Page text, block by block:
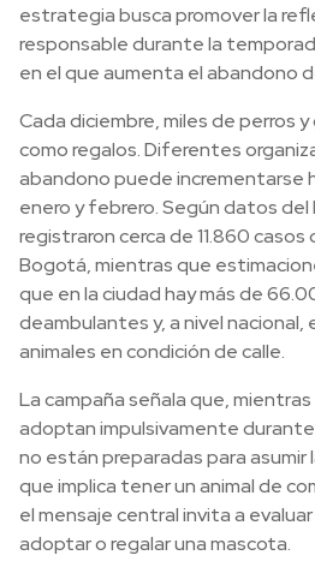
estrategia busca promover la
responsable durante la
en el que aumenta el abandono
Cada diciembre, miles de perros
como regalos. Diferentes
abandono puede incrementarse
enero y febrero. Según datos del
registraron cerca de 11.860
Bogotá, mientras que
que en la ciudad hay más de
deambulantes y, a nivel nacional,
animales en condición de calle.
La campaña señala que,
adoptan impulsivamente
no están preparadas para asumir
que implica tener un animal de
el mensaje central invita a
adoptar o regalar una mascota.